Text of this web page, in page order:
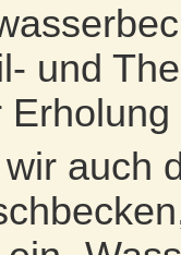
und
auch